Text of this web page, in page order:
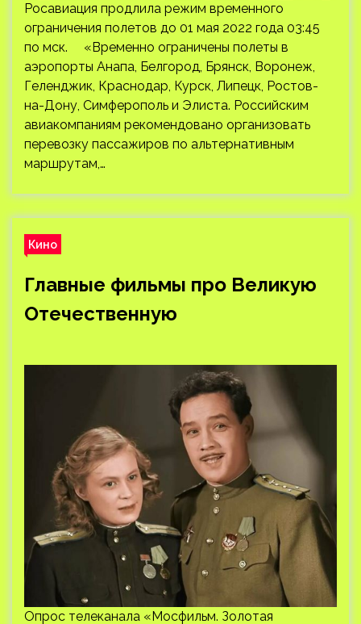
Росавиация продлила режим временного
ограничения полетов до 01 мая 2022 года 03:45
по мск. «Временно ограничены полеты в
аэропорты Анапа, Белгород, Брянск, Воронеж,
Геленджик, Краснодар, Курск, Липецк, Ростов-
на-Дону, Симферополь и Элиста. Российским
авиакомпаниям рекомендовано организовать
перевозку пассажиров по альтернативным
маршрутам,…
Кино
Главные фильмы про Великую
Отечественную
Опрос телеканала «Мосфильм. Золотая